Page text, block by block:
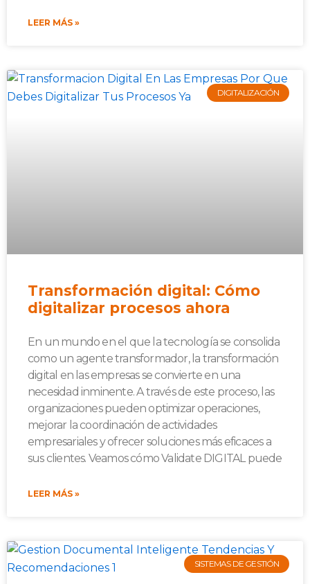
LEER MÁS »
DIGITALIZACIÓN
Transformación digital: Cómo
digitalizar procesos ahora
En un mundo en el que la tecnología se consolida
como un agente transformador, la transformación
digital en las empresas se convierte en una
necesidad inminente. A través de este proceso, las
organizaciones pueden optimizar operaciones,
mejorar la coordinación de actividades
empresariales y ofrecer soluciones más eficaces a
sus clientes. Veamos cómo Validate DIGITAL puede
LEER MÁS »
SISTEMAS DE GESTIÓN